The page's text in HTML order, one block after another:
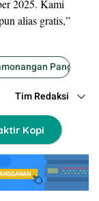
2025. Kami
alias gratis,”
Tim Redaksi
Kopi